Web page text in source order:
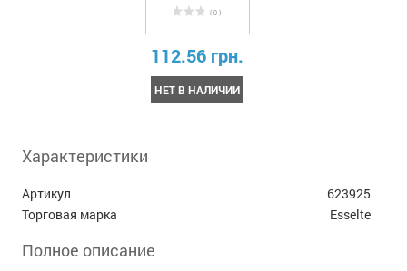
( 0 )
112.56 грн.
НЕТ В НАЛИЧИИ
Характеристики
Артикул
623925
Торговая марка
Esselte
Полное описание